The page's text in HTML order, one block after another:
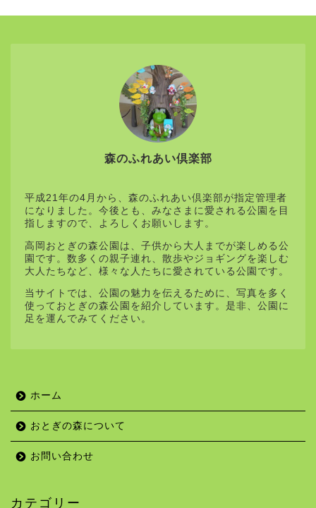
森のふれあい倶楽部
平成21年の4月から、森のふれあい倶楽部が指定管理者
になりました。今後とも、みなさまに愛される公園を目
指しますので、よろしくお願いします。
高岡おとぎの森公園は、子供から大人までが楽しめる公
園です。数多くの親子連れ、散歩やジョギングを楽しむ
大人たちなど、様々な人たちに愛されている公園です。
当サイトでは、公園の魅力を伝えるために、写真を多く
使っておとぎの森公園を紹介しています。是非、公園に
足を運んでみてください。
ホーム
おとぎの森について
お問い合わせ
カテゴリー